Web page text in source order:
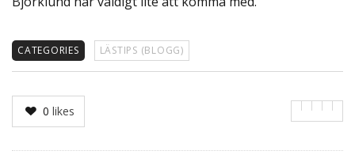
CATEGORIES LÄSTIPS (BLOGG)
0 likes